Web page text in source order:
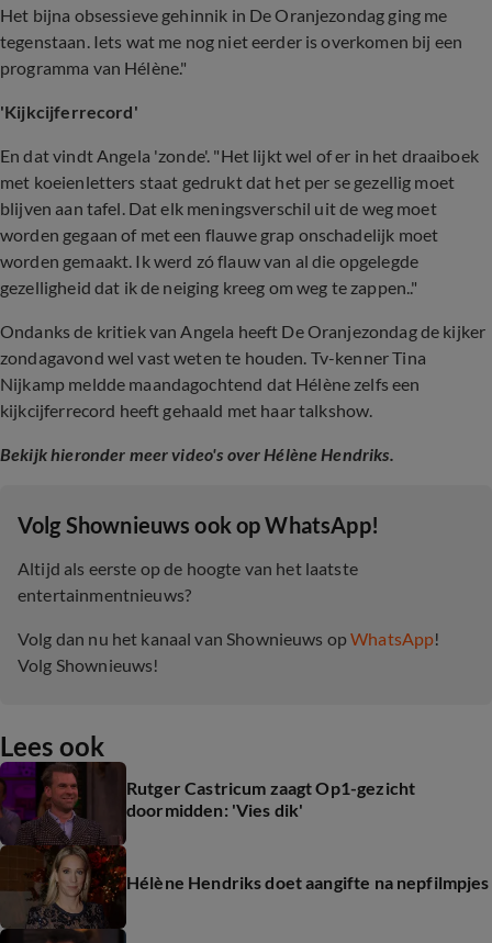
Het bijna obsessieve gehinnik in De Oranjezondag ging me
tegenstaan. Iets wat me nog niet eerder is overkomen bij een
programma van Hélène."
'Kijkcijferrecord'
En dat vindt Angela 'zonde'. "Het lijkt wel of er in het draaiboek
met koeienletters staat gedrukt dat het per se gezellig moet
blijven aan tafel. Dat elk meningsverschil uit de weg moet
worden gegaan of met een flauwe grap onschadelijk moet
worden gemaakt. Ik werd zó flauw van al die opgelegde
gezelligheid dat ik de neiging kreeg om weg te zappen.."
Ondanks de kritiek van Angela heeft De Oranjezondag de kijker
zondagavond wel vast weten te houden. Tv-kenner Tina
Nijkamp meldde maandagochtend dat Hélène zelfs een
kijkcijferrecord heeft gehaald met haar talkshow.
Bekijk hieronder meer video's over Hélène Hendriks.
‎Volg Shownieuws ook op WhatsApp!
Altijd als eerste op de hoogte van het laatste
entertainmentnieuws?
Volg dan nu het kanaal van Shownieuws opWhatsApp!
Volg Shownieuws!
Lees ook
Rutger Castricum zaagt Op1-gezicht
doormidden: 'Vies dik'
Hélène Hendriks doet aangifte na nepfilmpjes